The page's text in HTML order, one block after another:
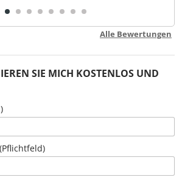
Alle Bewertungen
SIE MICH KOSTENLOS UND